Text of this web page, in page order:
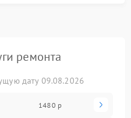
ремонта
дату 09.08.2026
1480 р